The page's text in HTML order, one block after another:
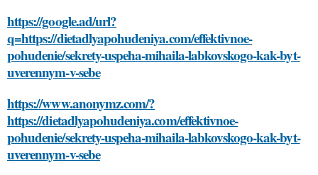
https://google.ad/url?
q=https://dietadlyapohudeniya.com/effektivnoe-
pohudenie/sekrety-uspeha-mihaila-labkovskogo-kak-byt-
uverennym-v-sebe
https://www.anonymz.com/?
https://dietadlyapohudeniya.com/effektivnoe-
pohudenie/sekrety-uspeha-mihaila-labkovskogo-kak-byt-
uverennym-v-sebe